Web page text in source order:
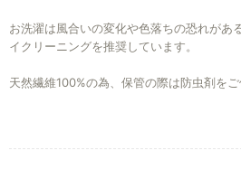
お洗濯は風合いの変化や色落ちの恐れがあ
イクリーニングを推奨しています。
天然繊維100%の為、保管の際は防虫剤をご